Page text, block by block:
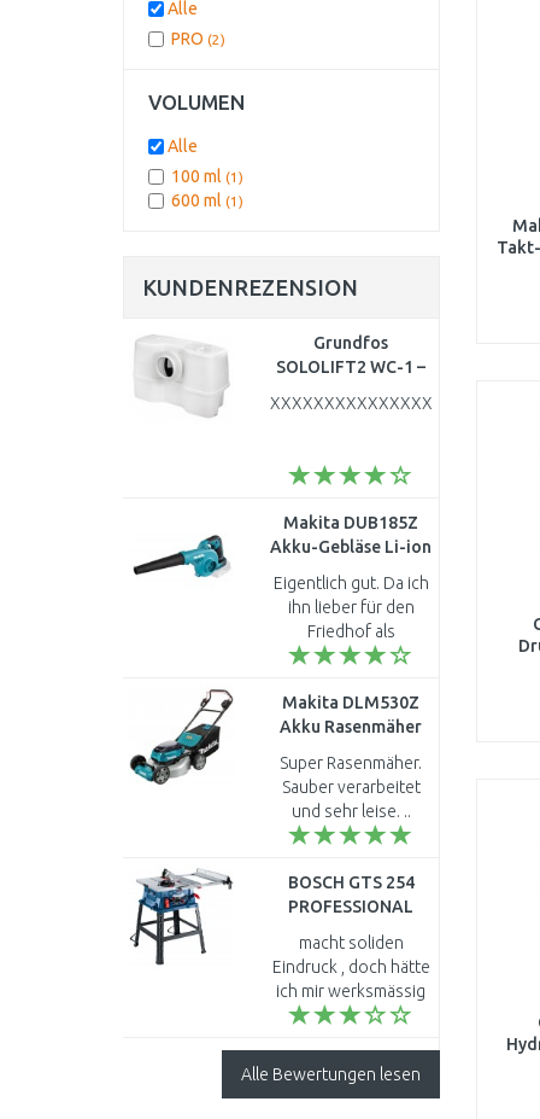
Alle
PRO (2)
VOLUMEN
Alle
100 ml (1)
600 ml (1)
KUNDENREZENSION
Grundfos
SOLOLIFT2 WC-1 –
Abwasserpumpe für
Waschbecken
97775314
Makita DUB185Z
Akku-Gebläse Li-ion
LXT 18V ohne Akku
Eigentlich gut. Da ich
ihn lieber für den
Friedhof als
Laubsauger nutzen
dafür keinen
Fangsack der passt. ..
Makita DLM530Z
Akku Rasenmäher
53cm ohne Antrieb
Super Rasenmäher.
Sauber verarbeitet
und sehr leise. ..
BOSCH GTS 254
PROFESSIONAL
Tischkreissäge
0601B45000
macht soliden
Eindruck , doch hätte
ich mir werksmässig
nen Sanftanlauf
Schnelle Einschalten
und due Belastung
Alle Bewertungen lesen